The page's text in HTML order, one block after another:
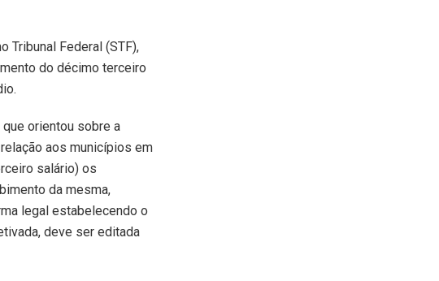
Tribunal Federal (STF),
do décimo terceiro
orientou sobre a
aos municípios em
salário) os
da mesma,
legal estabelecendo o
deve ser editada